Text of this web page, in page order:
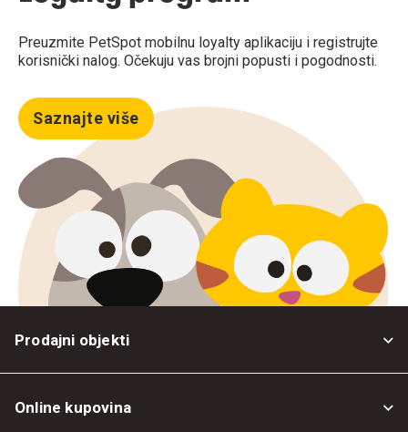
Preuzmite PetSpot mobilnu loyalty aplikaciju i registrujte
korisnički nalog. Očekuju vas brojni popusti i pogodnosti.
Saznajte više
Prodajni objekti
Online kupovina